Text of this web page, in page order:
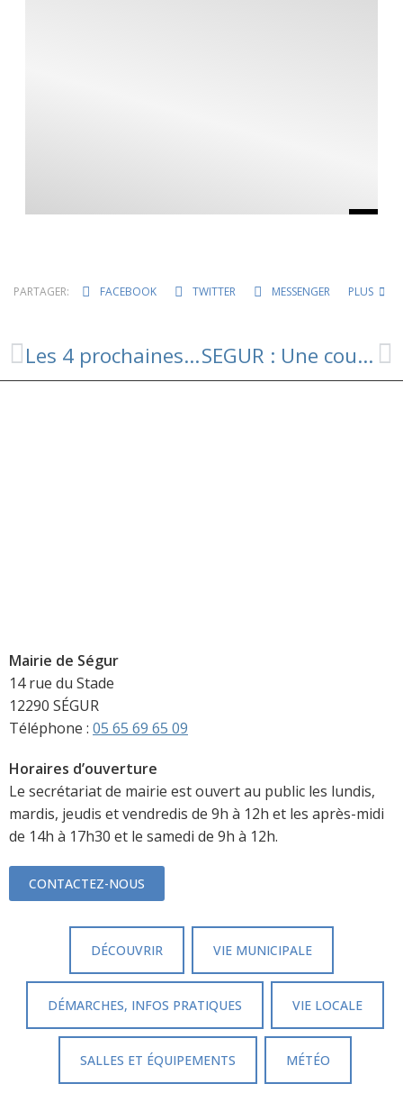
PARTAGER: FACEBOOK TWITTER MESSENGER PLUS
Les 4 prochaines dates des Bénévoles Embelisseurs SEGUR : Une course réussie
Mairie de Ségur
14 rue du Stade
12290 SÉGUR
Téléphone : 05 65 69 65 09
Horaires d’ouverture
Le secrétariat de mairie est ouvert au public les lundis,
mardis, jeudis et vendredis de 9h à 12h et les après-midi
de 14h à 17h30 et le samedi de 9h à 12h.
CONTACTEZ-NOUS
DÉCOUVRIR VIE MUNICIPALE
DÉMARCHES, INFOS PRATIQUES VIE LOCALE
SALLES ET ÉQUIPEMENTS MÉTÉO